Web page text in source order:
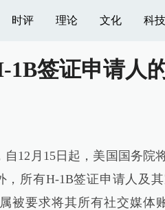
时评 理论 文化 科技
1B签证申请人
月15日起，美国国务院
所有H-1B签证申请人及
被要求将其所有社交媒体